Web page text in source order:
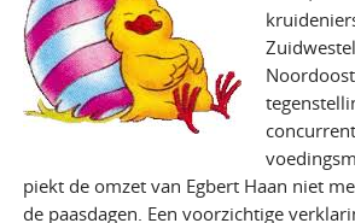
piekt de omzet van Egbert Haan niet
de paasdagen. Een voorzichtige